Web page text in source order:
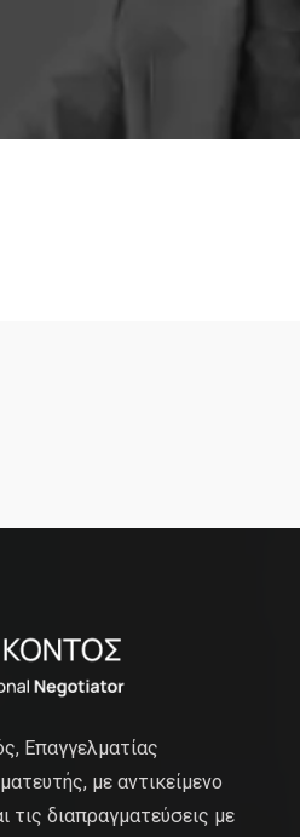
Επαγγελματίας
με αντικείμενο
τις διαπραγματεύσεις με